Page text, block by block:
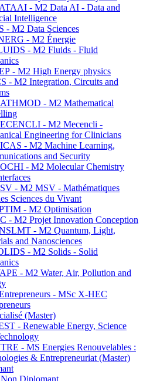
- M2 Data AI - Data and
Intelligence
- M2 Data Sciences
- M2 Énergie
- M2 Fluids - Fluid
- M2 High Energy physics
- M2 Integration, Circuits and
- M2 Mathematical
- M2 Mecencli -
Engineering for Clinicians
- M2 Machine Learning,
and Security
- M2 Molecular Chemistry
- M2 MSV - Mathématiques
Sciences du Vivant
- M2 Optimisation
- M2 Projet Innovation Conception
- M2 Quantum, Light,
and Nanosciences
- M2 Solids - Solid
- M2 Water, Air, Pollution and
- MSc X-HEC
(Master)
- Renewable Energy, Science
- MS Energies Renouvelables :
& Entrepreneuriat (Master)
Diplomant